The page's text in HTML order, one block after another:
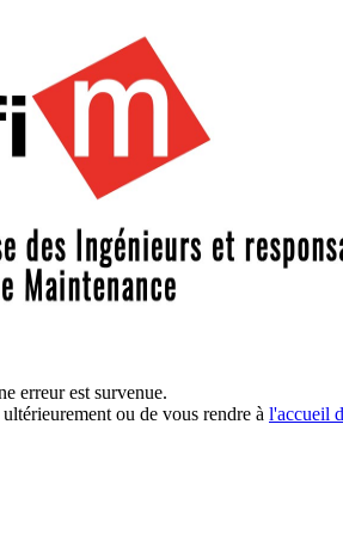
erreur est survenue.
ou de vous rendre à l'accueil